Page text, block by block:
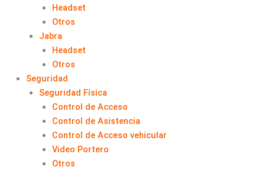
Headset
Otros
Jabra
Headset
Otros
Seguridad
Seguridad Física
Control de Acceso
Control de Asistencia
Control de Acceso vehicular
Video Portero
Otros